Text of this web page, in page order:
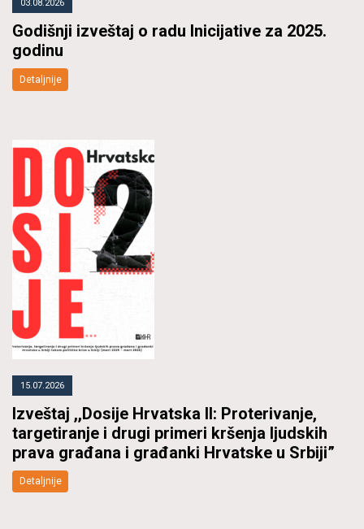
03.08.2026
Godišnji izveštaj o radu Inicijative za 2025.
godinu
Detaljnije
15.07.2026
Izveštaj ,,Dosije Hrvatska II: Proterivanje,
targetiranje i drugi primeri kršenja ljudskih
prava građana i građanki Hrvatske u Srbiji”
Detaljnije